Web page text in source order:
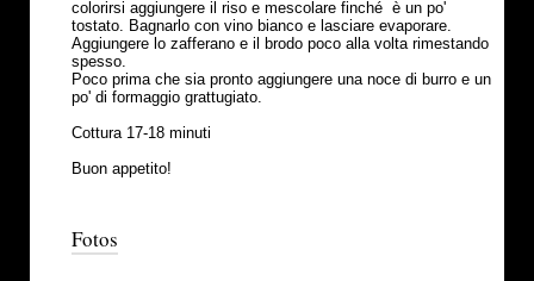
colorirsi aggiungere il riso e mescolare finché è un po'
tostato. Bagnarlo con vino bianco e lasciare evaporare.
Aggiungere lo zafferano e il brodo poco alla volta rimestando
spesso.
Poco prima che sia pronto aggiungere una noce di burro e un
po' di formaggio grattugiato.
Cottura 17-18 minuti
Buon appetito!
Fotos